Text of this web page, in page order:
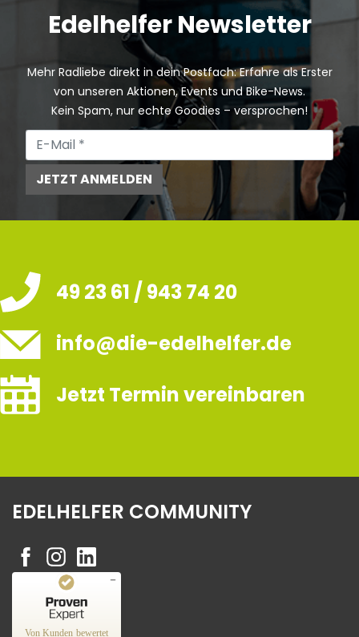
Edelhelfer Newsletter
Mehr Radliebe direkt in dein Postfach: Erfahre als Erster
von unseren Aktionen, Events und Bike-News.
Kein Spam, nur echte Goodies – versprochen!
JETZT ANMELDEN
49 23 61 / 943 74 20
info@die-edelhelfer.de
Jetzt Termin vereinbaren
EDELHELFER COMMUNITY
Von Kunden bewertet
Kundenbewertungen und Erfahrungen zu